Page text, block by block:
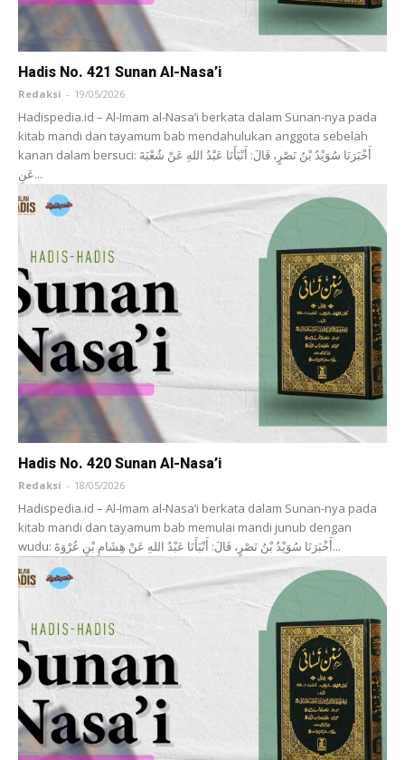
Hadis No. 421 Sunan Al-Nasa’i
Redaksi - 19/05/2026
Hadispedia.id – Al-Imam al-Nasa’i berkata dalam Sunan-nya pada
kitab mandi dan tayamum bab mendahulukan anggota sebelah
kanan dalam bersuci: أَخْبَرَنَا ‌سُوَيْدُ بْنُ نَصْرٍ، قَالَ: أَنْبَأَنَا ‌عَبْدُ اللهِ عَنْ ‌شُعْبَةَ
عَنِ...
Hadis No. 420 Sunan Al-Nasa’i
Redaksi - 18/05/2026
Hadispedia.id – Al-Imam al-Nasa’i berkata dalam Sunan-nya pada
kitab mandi dan tayamum bab memulai mandi junub dengan
wudu: أَخْبَرَنَا ‌سُوَيْدُ بْنُ نَصْرٍ، قَالَ: أَنْبَأَنَا ‌عَبْدُ اللهِ عَنْ ‌هِشَامِ بْنِ عُرْوَةَ...